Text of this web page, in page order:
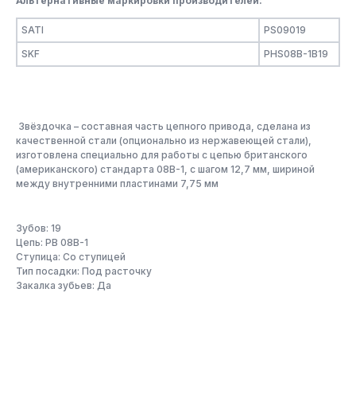
SATI
PS09019
SKF
PHS08B-1B19
Звёздочка – составная часть цепного привода, сделана из
качественной стали (опционально из нержавеющей стали),
изготовлена специально для работы с цепью британского
(американского) стандарта 08B-1, с шагом 12,7 мм, шириной
между внутренними пластинами 7,75 мм
Зубов: 19
Цепь: PB 08B-1
Ступица: Со ступицей
Тип посадки: Под расточку
Закалка зубьев: Да